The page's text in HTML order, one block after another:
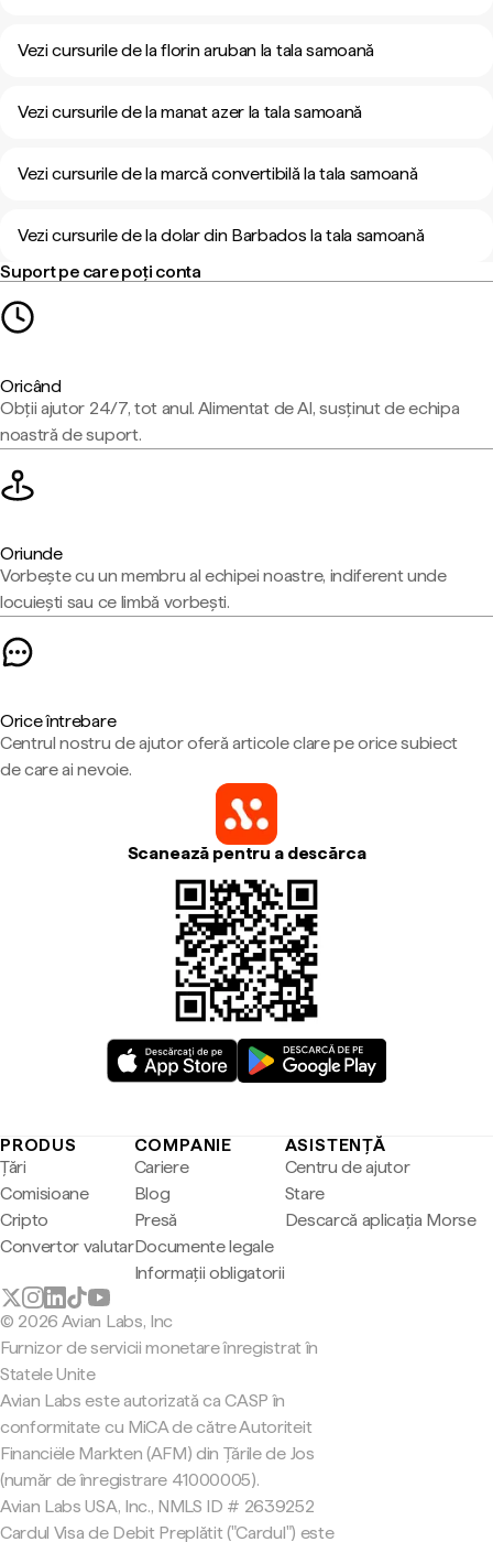
Vezi cursurile de la florin aruban la tala samoană
Vezi cursurile de la manat azer la tala samoană
Vezi cursurile de la marcă convertibilă la tala samoană
Vezi cursurile de la dolar din Barbados la tala samoană
Suport pe care poți conta
Oricând
Obții ajutor 24/7, tot anul. Alimentat de AI, susținut de echipa
noastră de suport.
Oriunde
Vorbește cu un membru al echipei noastre, indiferent unde
locuiești sau ce limbă vorbești.
Orice întrebare
Centrul nostru de ajutor oferă articole clare pe orice subiect
de care ai nevoie.
Scanează pentru a descărca
PRODUS
Țări
Comisioane
Cripto
Convertor valutar
COMPANIE
Cariere
Blog
Presă
Documente legale
Informații obligatorii
ASISTENȚĂ
Centru de ajutor
Stare
Descarcă aplicația Morse
© 2026 Avian Labs, Inc
Furnizor de servicii monetare înregistrat în
Statele Unite
Avian Labs este autorizată ca CASP în
conformitate cu MiCA de către Autoriteit
Financiële Markten (AFM) din Țările de Jos
(număr de înregistrare 41000005).
Avian Labs USA, Inc., NMLS ID # 2639252
Cardul Visa de Debit Preplătit ("Cardul") este